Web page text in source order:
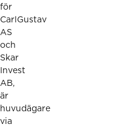
för
CarlGustav
AS
och
Skar
Invest
AB,
är
huvudägare
via